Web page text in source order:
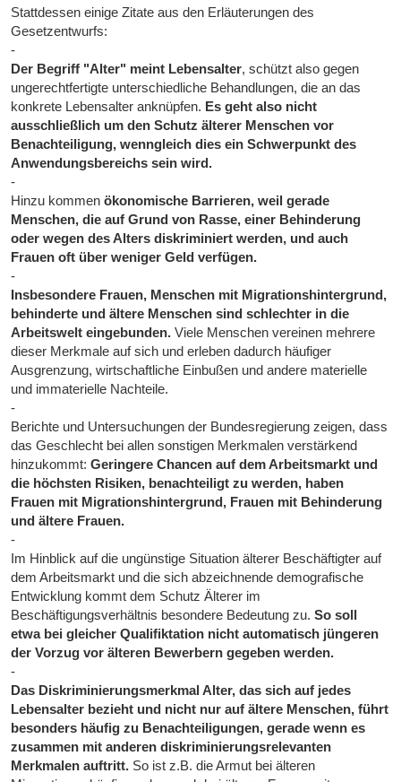
Stattdessen einige Zitate aus den Erläuterungen des
Gesetzentwurfs:
-
Der Begriff "Alter" meint Lebensalter, schützt also gegen
ungerechtfertigte unterschiedliche Behandlungen, die an das
konkrete Lebensalter anknüpfen. Es geht also nicht
ausschließlich um den Schutz älterer Menschen vor
Benachteiligung, wenngleich dies ein Schwerpunkt des
Anwendungsbereichs sein wird.
-
Hinzu kommenökonomische Barrieren, weil gerade
Menschen, die auf Grund von Rasse, einer Behinderung
oder wegen des Alters diskriminiert werden, und auch
Frauen oft über weniger Geld verfügen.
-
Insbesondere Frauen, Menschen mit Migrationshintergrund,
behinderte und ältere Menschen sind schlechter in die
Arbeitswelt eingebunden. Viele Menschen vereinen mehrere
dieser Merkmale auf sich und erleben dadurch häufiger
Ausgrenzung, wirtschaftliche Einbußen und andere materielle
und immaterielle Nachteile.
-
Berichte und Untersuchungen der Bundesregierung zeigen, dass
das Geschlecht bei allen sonstigen Merkmalen verstärkend
hinzukommt:Geringere Chancen auf dem Arbeitsmarkt und
die höchsten Risiken, benachteiligt zu werden, haben
Frauen mit Migrationshintergrund, Frauen mit Behinderung
und ältere Frauen.
-
Im Hinblick auf die ungünstige Situation älterer Beschäftigter auf
dem Arbeitsmarkt und die sich abzeichnende demografische
Entwicklung kommt dem Schutz Älterer im
Beschäftigungsverhältnis besondere Bedeutung zu.So soll
etwa bei gleicher Qualifiktation nicht automatisch jüngeren
der Vorzug vor älteren Bewerbern gegeben werden.
-
Das Diskriminierungsmerkmal Alter, das sich auf jedes
Lebensalter bezieht und nicht nur auf ältere Menschen, führt
besonders häufig zu Benachteiligungen, gerade wenn es
zusammen mit anderen diskriminierungsrelevanten
Merkmalen auftritt. So ist z.B. die Armut bei älteren